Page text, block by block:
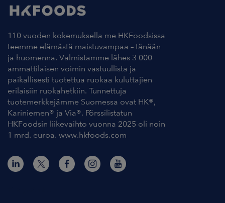
110 vuoden kokemuksella me HKFoodsissa
teemme elämästä maistuvampaa – tänään
ja huomenna. Valmistamme lähes 3 000
ammattilaisen voimin vastuullista ja
paikallisesti tuotettua ruokaa kuluttajien
erilaisiin ruokahetkiin. Tunnettuja
tuotemerkkejämme Suomessa ovat HK®,
Kariniemen® ja Via®. Pörssilistatun
HKFoodsin liikevaihto vuonna 2025 oli noin
1 mrd. euroa. www.hkfoods.com